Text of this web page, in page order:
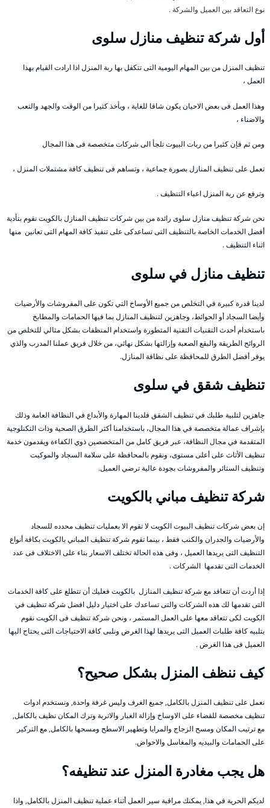
نوع التعاقد بين العميل والشركة .
أول شركة تنظيف منازل سلوى
تنظيف المنزل من بين المهام اليومية التى تتكفل بها ربة المنزل اذا ارادت القيام بهذا
العمل ،
وهذا العمل فى بعض الاحيان يكون شاقا للغاية ، ويأخذ كثيرا من الوقت والجهد والتعب
والاضناء ،
ومن ثم فإن كثيرا من ربات البيوت تلجأ الى شركات متخصصة فى هذا المجال
تعمل على تنظيف المنازل بصورة جماعية ، وتساهم فى تنظيف كافة مشتملات المنزل ،
وترفع عن ربة المنزل اعباء التنظيف .
نحن شركة تنظيف منازل سلوى رائدة من بين شركات تنظيف المنازل بالكويت نقوم بتأدية
أفضل الخدمات الخاصة بالتنظيف التى تساعدكى على تنفيذ كافة المهام التى تعانين منها
اثناء التنظيف .
تنظيف منازل في سلوى
لدينا قدرة كبيرة في التخلص من جميع الأوساخ التي تكون على المفروشات والأرضيات
وأيضا السجاد أو الحوائط، وجاهزين لتنظيف المنازل بما فيها الحمامات والمطابخ
باستخدام أحدث التقنيات التقنية المتطورة واستخدام المنظفات بشكل مثالي للتخلص من
الروائح الطريقة والبقع الصعبة وإزالتها بشكل نهائي، من خلال فريق عملنا المدرب والذي
يوفر أفضل الطرق للمحافظة على نظافة المنازل.
تنظيف شقق في سلوى
جاهزين لتلبية طلبك في تنظيف الشقق فلدينا المهارة والأبداع في النظافة العامة وذلك
بإشراف عمالة متخصصة في هذا المجال، باستخدامنا أكثر الطرق الصحية وذات التكنلوجية
المتقدمة في مجال النظافة، عبر فريق كامل من المتخصصين ذوي الكفاءة ويقدمون خدمة
تنظيف الأثاث على أعلى مستوى، ونقوم بالمحافظة على سلامة السجاد والموكيت
وتنظيف الستائر والمفروشات بجودة عالية ترضي العميل.
شركة تنظيف مباني بالكويت
إن بعض شركات تنظيف البيوت الكويت لا تقوم الا بعمليات تنظيف محدده للسجاد
والأرضيات والجدران والكنب فقط ، بينما تقوم شركة تنظيف المباني بالكويت بكافة أنواع
التنظيف التى يريدها العميل ، وفى هذه الحالة تختلف الاسعار بناء على الاختلاف فى عدد
الخدمات التى تقدمها الشركات .
إذا أردت أن تتعاقد مع شركة تنظيف المنازل بالكويت فعليك أن تتطلع على كافة الخدمات
التى تقدمها لك هذه الشركات والتى تساعدك على اختيار دليل افضل شركة تنظيف في
الكويت لكى تتعاقد معها على العمل المستمر ، ونحن شركة تنظيف فى الكويت نقوم
بتلبيه كافة طلبات العميل التى يريدها لهذا الغرض ونلبى كافة الاحتياجات التى يحتاج اليها
العميل فى هذا الغرض .
كيف ننظف المنزل بشكل صحيح؟
نعمل على تنظيف المنزل بالكامل, جميع الغرف وليس غرفة واحدة, ونستخدم ادوات
تنظيف مخصصة للقضاء على الاوساخ وإزالة الغبار والاتربة وترك المكان نظيف بالكامل,
مع ترتيب المكان ومسح الزجاج والمرايا وتطهير الاسطح ومسحها بالكامل, مع التركير
على الحمامات والبيديه والمغاسل والاحواض.
هل يجب مغادرة المنزل عند تنظيفه؟
لديكم الحرية في هذا, يمكنك مراقبة سير العمل أثناء عملية تنظيف المنزل بالكامل, واذا